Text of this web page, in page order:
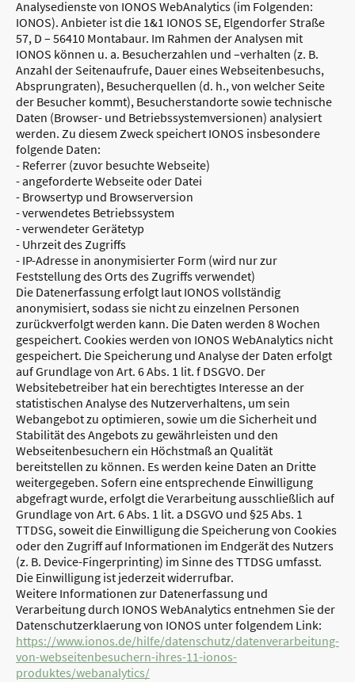
Analysedienste von IONOS WebAnalytics (im Folgenden:
IONOS). Anbieter ist die 1&1 IONOS SE, Elgendorfer Straße
57, D – 56410 Montabaur. Im Rahmen der Analysen mit
IONOS können u. a. Besucherzahlen und –verhalten (z. B.
Anzahl der Seitenaufrufe, Dauer eines Webseitenbesuchs,
Absprungraten), Besucherquellen (d. h., von welcher Seite
der Besucher kommt), Besucherstandorte sowie technische
Daten (Browser- und Betriebssystemversionen) analysiert
werden. Zu diesem Zweck speichert IONOS insbesondere
folgende Daten:
- Referrer (zuvor besuchte Webseite)
- angeforderte Webseite oder Datei
- Browsertyp und Browserversion
- verwendetes Betriebssystem
- verwendeter Gerätetyp
- Uhrzeit des Zugriffs
- IP-Adresse in anonymisierter Form (wird nur zur
Feststellung des Orts des Zugriffs verwendet)
Die Datenerfassung erfolgt laut IONOS vollständig
anonymisiert, sodass sie nicht zu einzelnen Personen
zurückverfolgt werden kann. Die Daten werden 8 Wochen
gespeichert. Cookies werden von IONOS WebAnalytics nicht
gespeichert. Die Speicherung und Analyse der Daten erfolgt
auf Grundlage von Art. 6 Abs. 1 lit. f DSGVO. Der
Websitebetreiber hat ein berechtigtes Interesse an der
statistischen Analyse des Nutzerverhaltens, um sein
Webangebot zu optimieren, sowie um die Sicherheit und
Stabilität des Angebots zu gewährleisten und den
Webseitenbesuchern ein Höchstmaß an Qualität
bereitstellen zu können. Es werden keine Daten an Dritte
weitergegeben. Sofern eine entsprechende Einwilligung
abgefragt wurde, erfolgt die Verarbeitung ausschließlich auf
Grundlage von Art. 6 Abs. 1 lit. a DSGVO und §25 Abs. 1
TTDSG, soweit die Einwilligung die Speicherung von Cookies
oder den Zugriff auf Informationen im Endgerät des Nutzers
(z. B. Device-Fingerprinting) im Sinne des TTDSG umfasst.
Die Einwilligung ist jederzeit widerrufbar.
Weitere Informationen zur Datenerfassung und
Verarbeitung durch IONOS WebAnalytics entnehmen Sie der
Datenschutzerklaerung von IONOS unter folgendem Link:
https://www.ionos.de/hilfe/datenschutz/datenverarbeitung-
von-webseitenbesuchern-ihres-11-ionos-
produktes/webanalytics/